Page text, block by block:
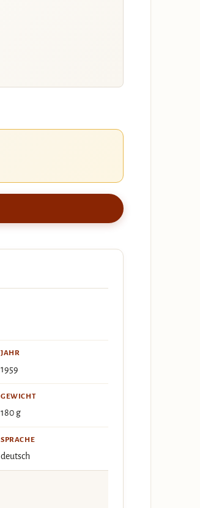
JAHR
1959
GEWICHT
180 g
SPRACHE
deutsch